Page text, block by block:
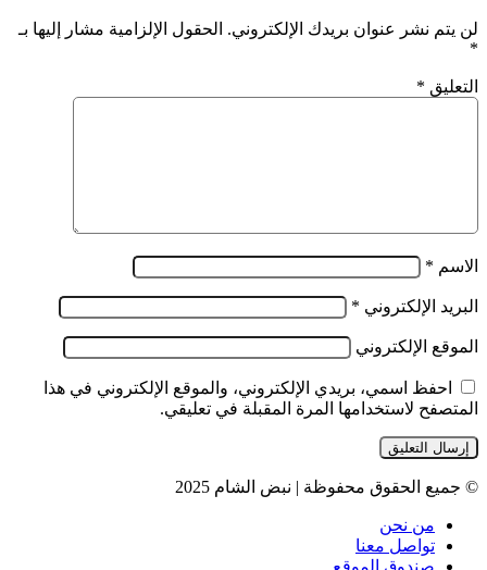
لن يتم نشر عنوان بريدك الإلكتروني. الحقول الإلزامية مشار إليها بـ
*
التعليق *
الاسم *
البريد الإلكتروني *
الموقع الإلكتروني
احفظ اسمي، بريدي الإلكتروني، والموقع الإلكتروني في هذا
المتصفح لاستخدامها المرة المقبلة في تعليقي.
© جميع الحقوق محفوظة | نبض الشام 2025
من نحن
تواصل معنا